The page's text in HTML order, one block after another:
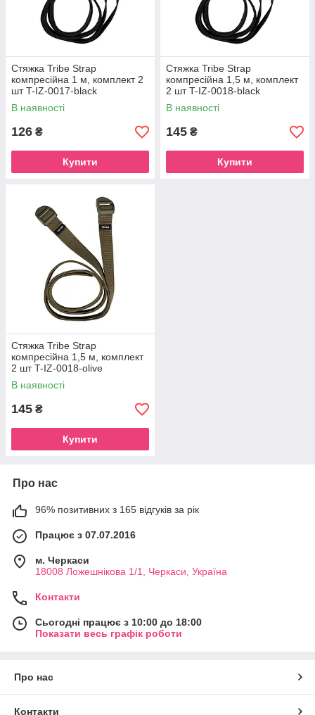
Стяжка Tribe Strap
компресійна 1 м, комплект 2
шт T-IZ-0017-black
В наявності
126 ₴
Купити
Стяжка Tribe Strap
компресійна 1,5 м, комплект
2 шт T-IZ-0018-black
В наявності
145 ₴
Купити
Стяжка Tribe Strap
компресійна 1,5 м, комплект
2 шт T-IZ-0018-olive
В наявності
145 ₴
Купити
Про нас
96% позитивних з 165 відгуків за рік
Працює з 07.07.2016
м. Черкаси
18008 Ложешнікова 1/1, Черкаси, Україна
Контакти
Сьогодні працює з 10:00 до 18:00
Показати весь графік роботи
Про нас
Контакти